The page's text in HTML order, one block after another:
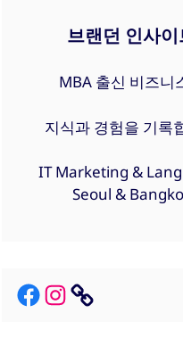
브랜던 인사
MBA 출신 비즈니
지식과 경험을 기록
IT Marketing &
Seoul &
Facebook
Instagram
Link